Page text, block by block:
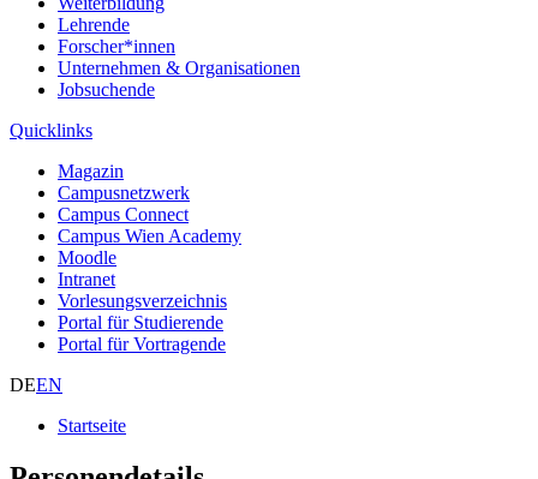
Lehrende
Forscher*innen
Unternehmen & Organisationen
Jobsuchende
Quicklinks
Magazin
Campusnetzwerk
Campus Connect
Campus Wien Academy
Moodle
Intranet
Vorlesungsverzeichnis
Portal für Studierende
Portal für Vortragende
DEEN
Startseite